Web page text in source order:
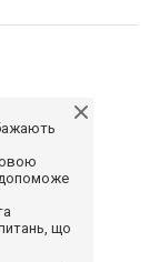
допоможе
що